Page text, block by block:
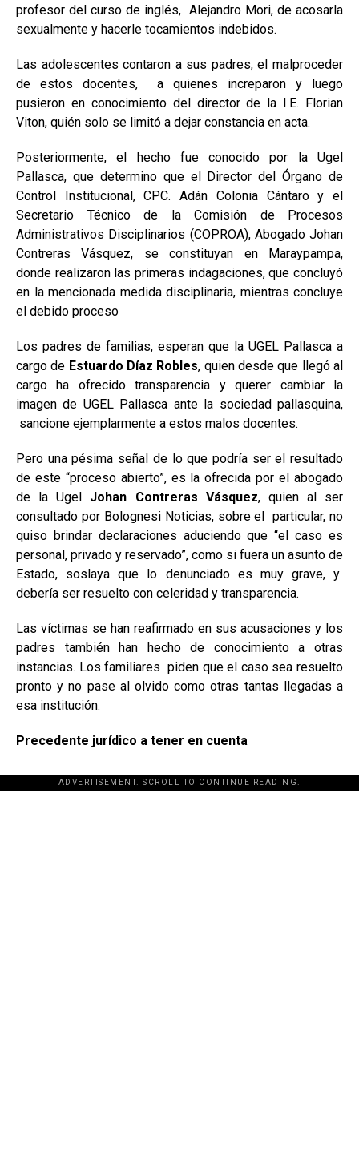
profesor del curso de inglés, Alejandro Mori, de acosarla
sexualmente y hacerle tocamientos indebidos.
Las adolescentes contaron a sus padres, el malproceder
de estos docentes, a quienes increparon y luego
pusieron en conocimiento del director de la I.E. Florian
Viton, quién solo se limitó a dejar constancia en acta.
Posteriormente, el hecho fue conocido por la Ugel
Pallasca, que determino que el Director del Órgano de
Control Institucional, CPC. Adán Colonia Cántaro y el
Secretario Técnico de la Comisión de Procesos
Administrativos Disciplinarios (COPROA), Abogado Johan
Contreras Vásquez, se constituyan en Maraypampa,
donde realizaron las primeras indagaciones, que concluyó
en la mencionada medida disciplinaria, mientras concluye
el debido proceso
Los padres de familias, esperan que la UGEL Pallasca a
cargo de Estuardo Díaz Robles, quien desde que llegó al
cargo ha ofrecido transparencia y querer cambiar la
imagen de UGEL Pallasca ante la sociedad pallasquina,
sancione ejemplarmente a estos malos docentes.
Pero una pésima señal de lo que podría ser el resultado
de este “proceso abierto”, es la ofrecida por el abogado
de la Ugel Johan Contreras Vásquez, quien al ser
consultado por Bolognesi Noticias, sobre el particular, no
quiso brindar declaraciones aduciendo que “el caso es
personal, privado y reservado”, como si fuera un asunto de
Estado, soslaya que lo denunciado es muy grave, y
debería ser resuelto con celeridad y transparencia.
Las víctimas se han reafirmado en sus acusaciones y los
padres también han hecho de conocimiento a otras
instancias. Los familiares piden que el caso sea resuelto
pronto y no pase al olvido como otras tantas llegadas a
esa institución.
Precedente jurídico a tener en cuenta
ADVERTISEMENT. SCROLL TO CONTINUE READING.